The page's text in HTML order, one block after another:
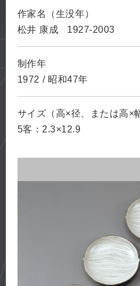
作家名（生没年）
松井 康成
1927-2003
制作年
1972 / 昭和47年
サイズ（高×径、または高×
5客：2.3×12.9